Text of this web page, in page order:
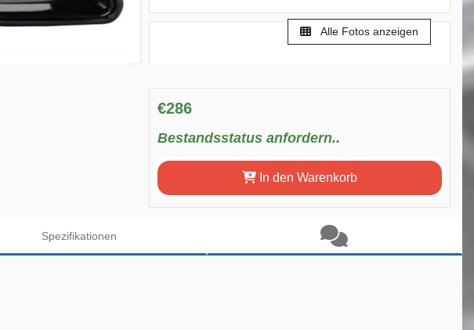
Alle Fotos anzeigen
€286
Bestandsstatus anfordern..
In den Warenkorb
Spezifikationen